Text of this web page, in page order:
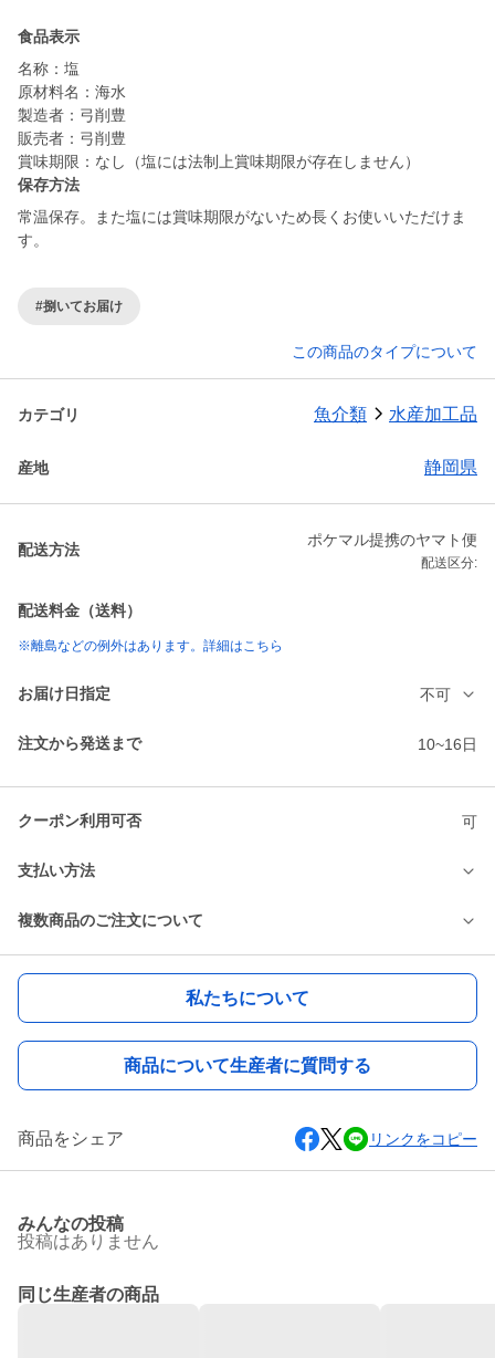
食品表示
名称：塩
原材料名：海水
製造者：弓削豊
販売者：弓削豊
賞味期限：なし（塩には法制上賞味期限が存在しません）
保存方法
常温保存。また塩には賞味期限がないため長くお使いいただけま
す。
#捌いてお届け
この商品のタイプについて
カテゴリ 魚介類 水産加工品
産地 静岡県
配送方法
ポケマル提携のヤマト便
配送区分:
配送料金（送料）
※離島などの例外はあります。詳細はこちら
お届け日指定 不可
注文から発送まで 10~16日
クーポン利用可否 可
支払い方法
複数商品のご注文について
私たちについて
商品について生産者に質問する
商品をシェア リンクをコピー
みんなの投稿
投稿はありません
同じ生産者の商品